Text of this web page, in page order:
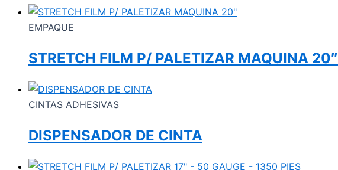
EMPAQUE
STRETCH FILM P/ PALETIZAR MAQUINA 20″
CINTAS ADHESIVAS
DISPENSADOR DE CINTA